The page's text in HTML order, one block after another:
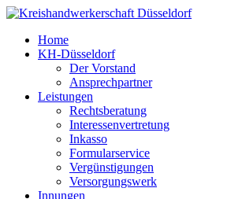
Home
KH-Düsseldorf
Der Vorstand
Ansprechpartner
Leistungen
Rechtsberatung
Interessenvertretung
Inkasso
Formularservice
Vergünstigungen
Versorgungswerk
Innungen